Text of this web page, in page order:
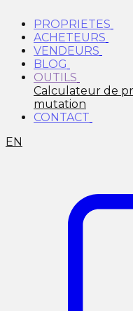
PROPRIETES
ACHETEURS
VENDEURS
BLOG
OUTILS
Calculateur de
mutation
CONTACT
EN